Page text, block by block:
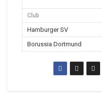
Club
Hamburger SV
Borussia Dortmund